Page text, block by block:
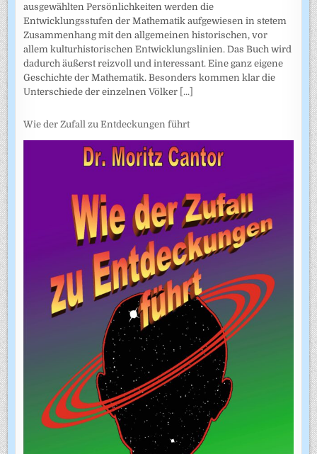
ausgewählten Persönlichkeiten werden die
Entwicklungsstufen der Mathematik aufgewiesen in stetem
Zusammenhang mit den allgemeinen historischen, vor
allem kulturhistorischen Entwicklungslinien. Das Buch wird
dadurch äußerst reizvoll und interessant. Eine ganz eigene
Geschichte der Mathematik. Besonders kommen klar die
Unterschiede der einzelnen Völker [...]
Wie der Zufall zu Entdeckungen führt